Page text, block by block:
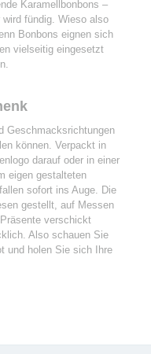
Karamellbonbons –
fündig. Wieso also
Bonbons eignen sich
vielseitig eingesetzt
Geschmacksrichtungen
können. Verpackt in
darauf oder in einer
eigen gestalteten
sofort ins Auge. Die
gestellt, auf Messen
verschickt
Also schauen Sie
und holen Sie sich Ihre